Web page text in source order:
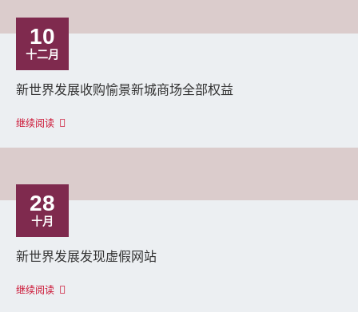
10
十二月
新世界发展收购愉景新城商场全部权益
继续阅读
28
十月
新世界发展发现虚假网站
继续阅读